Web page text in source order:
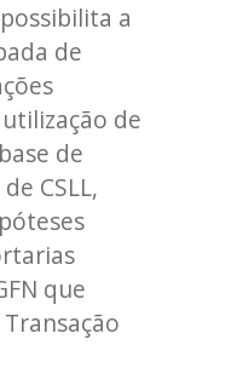
a
de
de
de
CSLL,
que